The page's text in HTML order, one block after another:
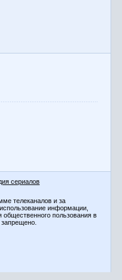
сериалов
телеканалов и за
информации,
общественного пользования в